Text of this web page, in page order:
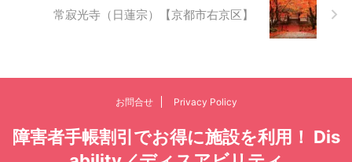
常寂光寺（日蓮宗）【京都市右京区】
お問合せ Privacy Policy
障害者手帳割引でお得に施設を利用！ Dis